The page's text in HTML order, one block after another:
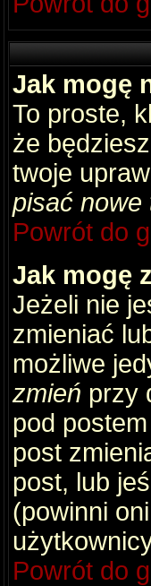
Jak mogę
To proste,
że
twoje
pisać nowe
Powrót do
Jak mogę
Jeżeli nie
zmieniać
możliwe
zmień przy
pod
post
post, lub
(powinni
Powrót do